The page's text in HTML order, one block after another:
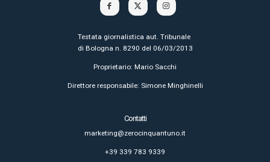
Testata giornalistica aut. Tribunale
di Bologna n. 8290 del 06/03/2013
Proprietario: Mario Sacchi
Direttore responsabile: Simone Minghinelli
Contatti
marketing@zerocinquantuno.it
+39 339 783 9339